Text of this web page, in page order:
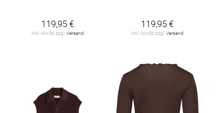
119,95 €
inkl. MwSt. zzgl. Versand
119,95 €
inkl. MwSt. zzgl. Versand